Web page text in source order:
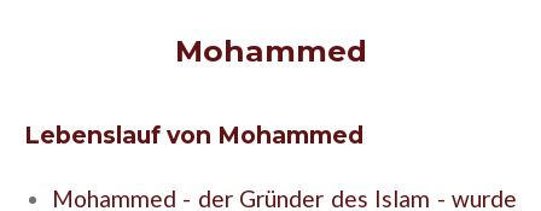
Mohammed
Lebenslauf von Mohammed
Mohammed - der Gründer des Islam - wurde